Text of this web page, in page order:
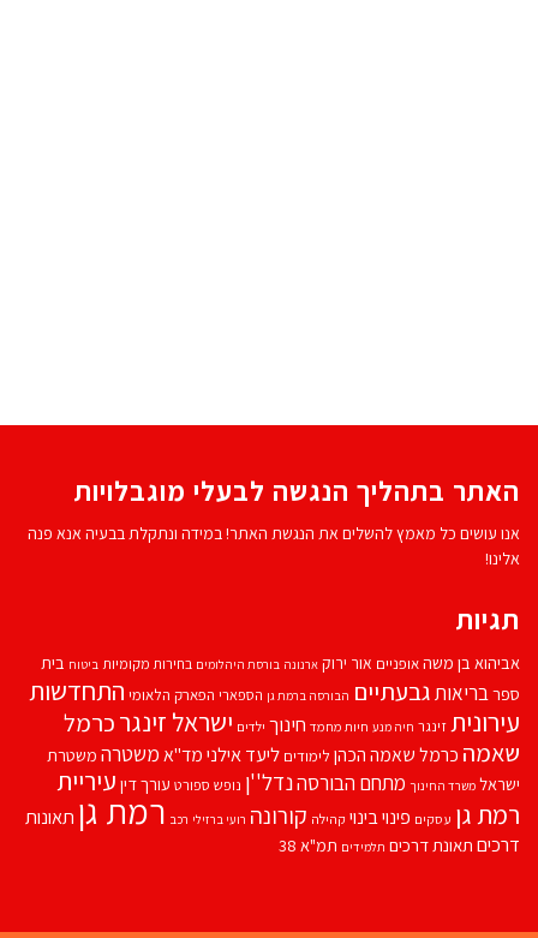
האתר בתהליך הנגשה לבעלי מוגבלויות
אנו עושים כל מאמץ להשלים את הנגשת האתר! במידה ונתקלת בבעיה אנא פנה
אלינו!
תגיות
אביהוא בן משהאופניים אור ירוק ארנונה בורסת היהלומים בחירות מקומיות ביטוח בית
ספרבריאותגבעתיים הבורסה ברמת גן הספארי הפארק הלאומי התחדשות
עירוניתזינגר חיה מנע חיות מחמד חינוך ילדים ישראל זינגרכרמל
שאמה כרמל שאמה הכהן לימודים ליעד אילנימד''אמשטרה משטרת
ישראל משרד החינוך מתחם הבורסהנדל''ן נופש ספורט עורך דין עיריית
רמת גן עסקים פינוי בינוי קהילה קורונה רועי ברזילי רכב רמת גן תאונות
דרכים תאונת דרכים תלמידים תמ"א 38